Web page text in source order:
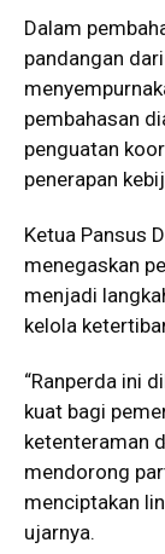
Dalam
pandangan
pembahasan
penguatan
penerapan
Ketua Pansus
menegaskan
menjadi
kelola
“Ranperda ini
kuat bagi
ketenteraman
mendorong
menciptakan
ujarnya.